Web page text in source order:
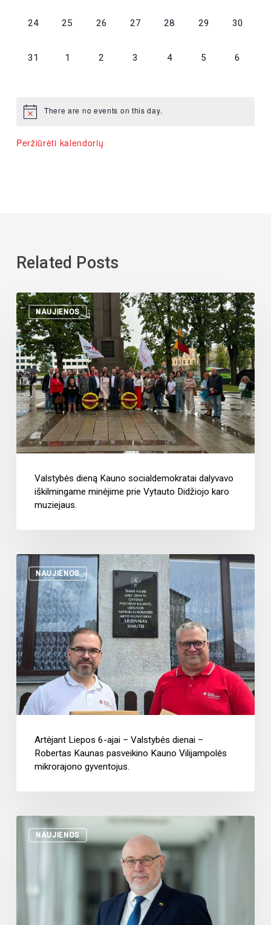
0
24
0
25
0
26
0
27
0
28
0
29
0
30
0
31
0
1
0
2
0
3
0
4
0
5
0
6
There are no events on this day.
Peržiūrėti kalendorių
Related Posts
NAUJIENOS
Valstybės dieną Kauno socialdemokratai dalyvavo
iškilmingame minėjime prie Vytauto Didžiojo karo
muziejaus.
NAUJIENOS
Artėjant Liepos 6-ajai – Valstybės dienai –
Robertas Kaunas pasveikino Kauno Vilijampolės
mikrorajono gyventojus.
NAUJIENOS